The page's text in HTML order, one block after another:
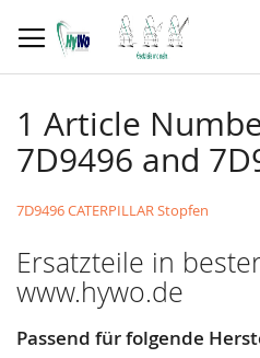
zum
Inhalt
1 Article
7D9496 and
7D9496 CATERPILLAR Stopfen
Ersatzteile in
www.hywo.de
Passend für folgende